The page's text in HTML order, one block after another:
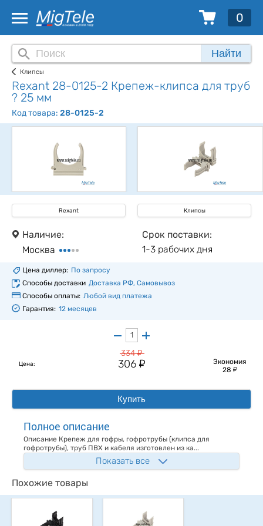
0
Найти
Клипсы
Rexant 28-0125-2 Крепеж-клипса для труб
? 25 мм
Код товара: 28-0125-2
Rexant Клипсы
Наличие:
Москва
Срок поставки:
1-3 рабочих дня
Цена диллер: По запросу
Способы доставки Доставка РФ, Самовывоз
Способы оплаты: Любой вид платежа
Гарантия: 12 месяцев
Цена:
334у
306 у
Экономия
28 у
Купить
Полное описание
Описание Крепеж для гофры, гофротрубы (клипса для
гофротрубы), труб ПВХ и кабеля изготовлен из ка...
Показать все
Похожие товары